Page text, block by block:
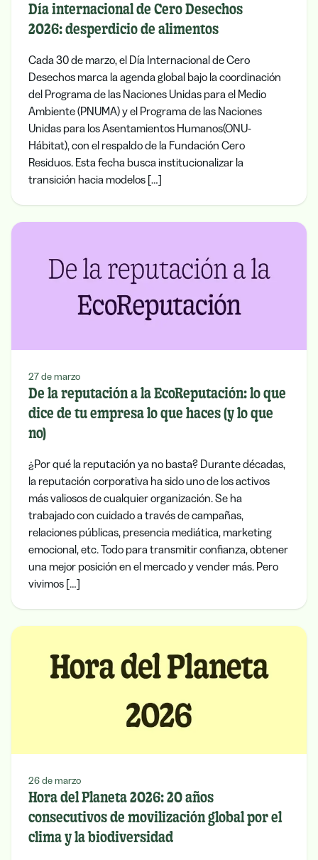
Día internacional de Cero Desechos
2026: desperdicio de alimentos
Cada 30 de marzo, el Día Internacional de Cero
Desechos marca la agenda global bajo la coordinación
del Programa de las Naciones Unidas para el Medio
Ambiente (PNUMA) y el Programa de las Naciones
Unidas para los Asentamientos Humanos(ONU-
Hábitat), con el respaldo de la Fundación Cero
Residuos. Esta fecha busca institucionalizar la
transición hacia modelos […]
27 de marzo
De la reputación a la EcoReputación: lo que
dice de tu empresa lo que haces (y lo que
no)
¿Por qué la reputación ya no basta? Durante décadas,
la reputación corporativa ha sido uno de los activos
más valiosos de cualquier organización. Se ha
trabajado con cuidado a través de campañas,
relaciones públicas, presencia mediática, marketing
emocional, etc. Todo para transmitir confianza, obtener
una mejor posición en el mercado y vender más. Pero
vivimos […]
26 de marzo
Hora del Planeta 2026: 20 años
consecutivos de movilización global por el
clima y la biodiversidad